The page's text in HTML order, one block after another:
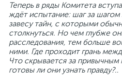
Теперь в ряды Комитета
ждёт испытание: шаг за
завесу тайн, с которыми
столкнуться. Но чем глубже
расследования, тем больше
ними. Где проходит грань
Что скрывается за
готовы ли они узнать правду?..